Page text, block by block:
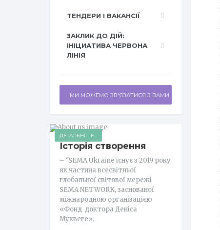
ТЕНДЕРИ І ВАКАНСІЇ
ЗАКЛИК ДО ДІЙ:
ІНІЦИАТИВА ЧЕРВОНА
ЛІНІЯ
МИ МОЖЕМО ЗВ'ЯЗАТИСЯ З ВАМИ
ДЕТАЛЬНІШЕ...
Історія створення
– "SEMA Ukraine існує з 2019 року
як частина всесвітньої
глобальної світової мережі
SEMA NETWORK, заснованої
міжнародною організацією
«Фонд доктора Деніса
Муквеге».